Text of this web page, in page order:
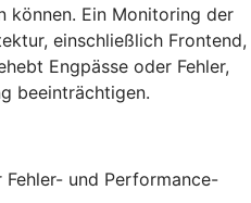
können. Ein Monitoring der
einschließlich Frontend,
Engpässe oder Fehler,
beeinträchtigen.
und Performance-